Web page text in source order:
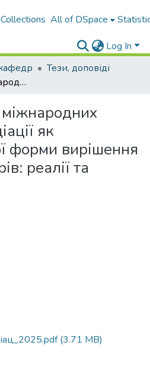
All of DSpace
Log In
Тези, доповіді
Імплементація міжнародних стандартів медіації як альтернативної форми вирішення приватних спорів: реалії та перспективи
міжнародних
як
форми вирішення
реалії та
(3.71 MB)